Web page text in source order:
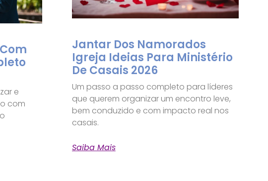
e
com
Jantar Dos Namorados
Igreja Ideias Para Ministério
De Casais 2026
Um passo a passo completo para líderes
que querem organizar um encontro leve,
bem conduzido e com impacto real nos
casais.
Saiba Mais